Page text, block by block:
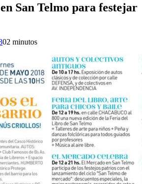
San Telmo para festejar
02 minutos